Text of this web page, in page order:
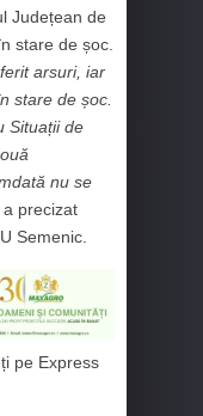
Județean de
stare de șoc.
arsuri, iar
stare de șoc.
Situații de
nu se
a precizat
Semenic.
pe Express